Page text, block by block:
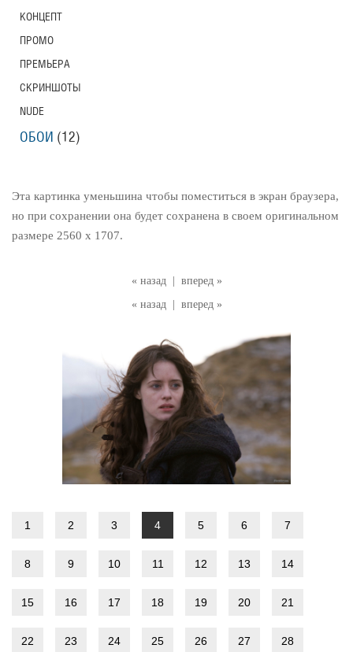
« назад
вперед »
« назад
вперед »
Эта картинка уменьшина чтобы поместиться в экран браузера,
но при сохранении она будет сохранена в своем оригинальном
размере 2560 x 1707.
1 2 3 4 5 6 7
8 9 10 11 12 13 14
15 16 17 18 19 20 21
22 23 24 25 26 27 28
КОНЦЕПТ
ПРОМО
ПРЕМЬЕРА
СКРИНШОТЫ
NUDE
ОБОИ (12)